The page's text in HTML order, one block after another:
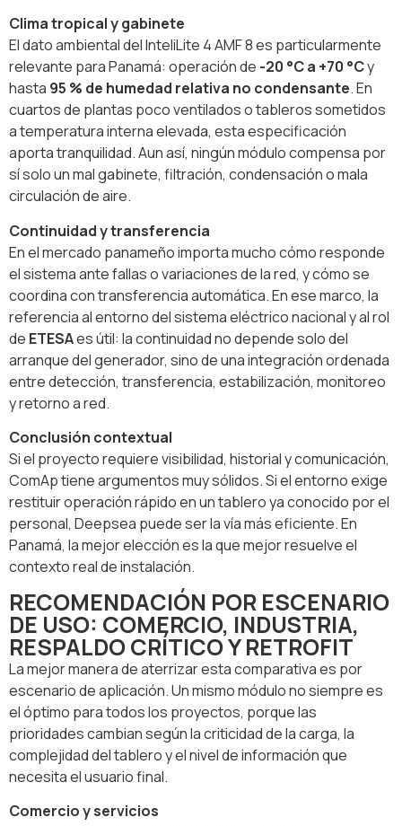
Clima tropical y gabinete
El dato ambiental del InteliLite 4 AMF 8 es particularmente
relevante para Panamá: operación de -20 °C a +70 °Cy
hasta 95 % de humedad relativa no condensante. En
cuartos de plantas poco ventilados o tableros sometidos
a temperatura interna elevada, esta especificación
aporta tranquilidad. Aun así, ningún módulo compensa por
sí solo un mal gabinete, filtración, condensación o mala
circulación de aire.
Continuidad y transferencia
En el mercado panameño importa mucho cómo responde
el sistema ante fallas o variaciones de la red, y cómo se
coordina con transferencia automática. En ese marco, la
referencia al entorno del sistema eléctrico nacional y al rol
de ETESAes útil: la continuidad no depende solo del
arranque del generador, sino de una integración ordenada
entre detección, transferencia, estabilización, monitoreo
y retorno a red.
Conclusión contextual
Si el proyecto requiere visibilidad, historial y comunicación,
ComAp tiene argumentos muy sólidos. Si el entorno exige
restituir operación rápido en un tablero ya conocido por el
personal, Deepsea puede ser la vía más eficiente. En
Panamá, la mejor elección es la que mejor resuelve el
contexto real de instalación.
RECOMENDACIÓN POR ESCENARIO
DE USO: COMERCIO, INDUSTRIA,
RESPALDO CRÍTICO Y RETROFIT
La mejor manera de aterrizar esta comparativa es por
escenario de aplicación. Un mismo módulo no siempre es
el óptimo para todos los proyectos, porque las
prioridades cambian según la criticidad de la carga, la
complejidad del tablero y el nivel de información que
necesita el usuario final.
Comercio y servicios